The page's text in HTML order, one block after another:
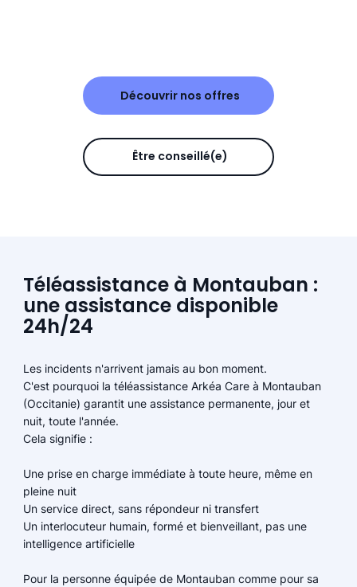
Découvrir nos offres
Être conseillé(e)
Téléassistance à Montauban :
une assistance disponible
24h/24
Les incidents n'arrivent jamais au bon moment.
C'est pourquoi la téléassistance Arkéa Care à Montauban
(Occitanie) garantit une assistance permanente, jour et
nuit, toute l'année.
Cela signifie :
Une prise en charge immédiate à toute heure, même en
pleine nuit
Un service direct, sans répondeur ni transfert
Un interlocuteur humain, formé et bienveillant, pas une
intelligence artificielle
Pour la personne équipée de Montauban comme pour sa